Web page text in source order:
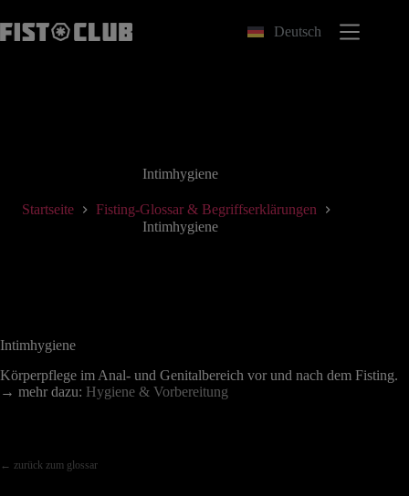
Inhalt
springen
Deutsch
Intimhygiene
Startseite
Fisting-Glossar & Begriffserklärungen
Intimhygiene
Intimhygiene
Körperpflege im Anal- und Genitalbereich vor und nach dem Fisting.
→ mehr dazu: Hygiene & Vorbereitung
← zurück zum glossar